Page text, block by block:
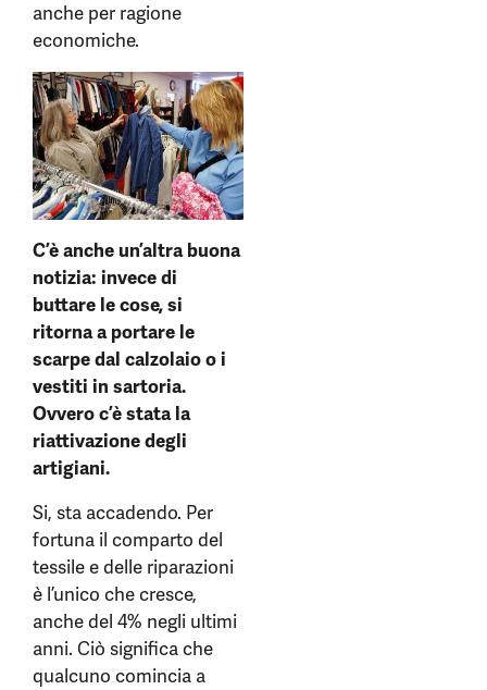
anche per ragione
economiche.
C’è anche un’altra buona
notizia: invece di
buttare le cose, si
ritorna a portare le
scarpe dal calzolaio o i
vestiti in sartoria.
Ovvero c’è stata la
riattivazione degli
artigiani.
Si, sta accadendo. Per
fortuna il comparto del
tessile e delle riparazioni
è l’unico che cresce,
anche del 4% negli ultimi
anni. Ciò significa che
qualcuno comincia a